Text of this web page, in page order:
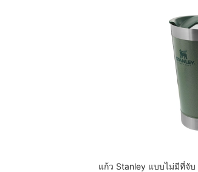
แก้ว Stanley แบบไม่มีที่จั